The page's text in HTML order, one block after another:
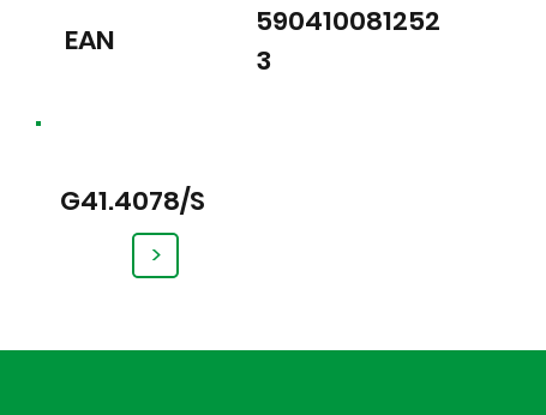
G41.4078/S
>
EAN
590410081252
3